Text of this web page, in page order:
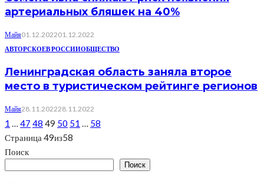
артериальных бляшек на 40%
Майя01.12.202201.12.2022
АВТОРСКОЕВ РОССИИОБЩЕСТВО
Ленинградская область заняла второе
место в туристическом рейтинге регионов
Майя28.11.202228.11.2022
1 47 48 49 50 51
58
Страница 49из58
Поиск
Поиск